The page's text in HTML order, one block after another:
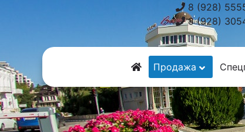
8 (928)
8 (928)
Продажа